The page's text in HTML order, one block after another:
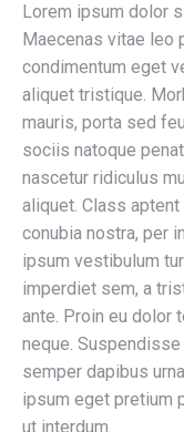
Lorem ipsum dolor
Maecenas vitae leo
condimentum eget
aliquet tristique.
mauris, porta sed
sociis natoque
nascetur ridiculus
aliquet. Class
conubia nostra, per
ipsum vestibulum
imperdiet sem, a
ante. Proin eu dolor
neque.
semper dapibus
ipsum eget pretium
ut interdum.